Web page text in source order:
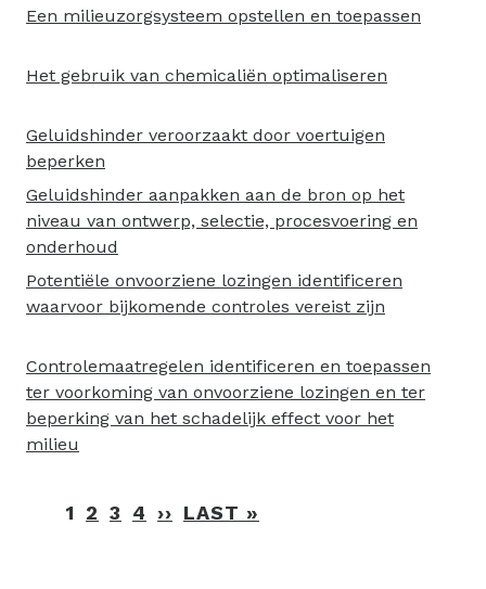
Een milieuzorgsysteem opstellen en toepassen
Het gebruik van chemicaliën optimaliseren
Geluidshinder veroorzaakt door voertuigen
beperken
Geluidshinder aanpakken aan de bron op het
niveau van ontwerp, selectie, procesvoering en
onderhoud
Potentiële onvoorziene lozingen identificeren
waarvoor bijkomende controles vereist zijn
Controlemaatregelen identificeren en toepassen
ter voorkoming van onvoorziene lozingen en ter
beperking van het schadelijk effect voor het
milieu
Paginering
1 2 3 4 ›› VOLGENDE
LAST »